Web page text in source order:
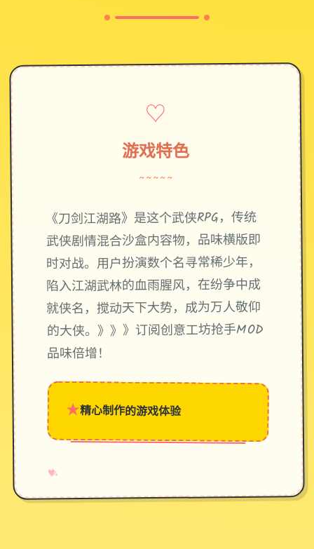
♡
游戏特色
~~~~~
《刀剑江湖路》是这个武侠RPG，传统
武侠剧情混合沙盒内容物，品味横版即
时对战。用户扮演数个名寻常稀少年，
陷入江湖武林的血雨腥风，在纷争中成
就侠名，搅动天下大势，成为万人敬仰
的大侠。》》》订阅创意工坊抢手MOD
品味倍增！
★精心制作的游戏体验
♥
✧
→